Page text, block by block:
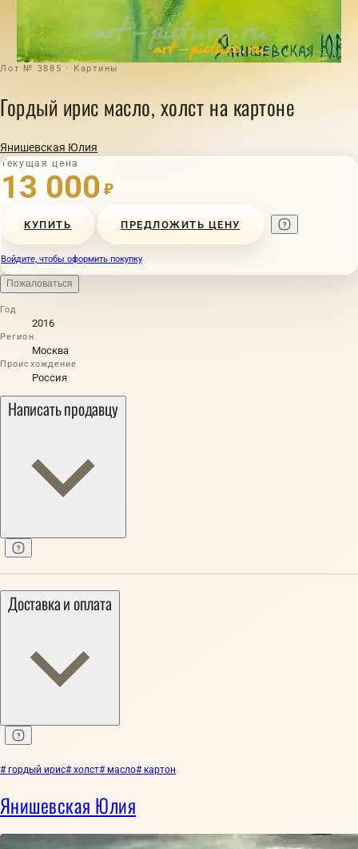
Лот № 3885 · Картины
Гордый ирис масло, холст на картоне
Янишевская Юлия
Текущая цена
13 000 ₽
КУПИТЬ ПРЕДЛОЖИТЬ ЦЕНУ
Войдите, чтобы оформить покупку
Пожаловаться
Год
2016
Регион
Москва
Происхождение
Россия
Написать продавцу
Доставка и оплата
# гордый ирис# холст# масло# картон
Янишевская Юлия